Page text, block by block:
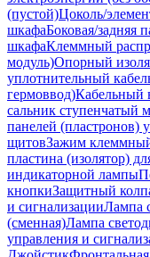
(пустой)Цоколь/
шкафаБоковая/задняя
шкафаКлеммный
модуль)Опорный
уплотнительный
гермоввод)Кабельный
сальник ступенчатый
панелей (пластронов)
щитовЗажим
пластина (изолятор)
индикаторной лампы
кнопкиЗащитный
и сигнализацииЛампа
(сменная)Лампа
управления и